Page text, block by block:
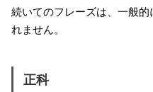
続いてのフレーズは、一般
れません。
正科